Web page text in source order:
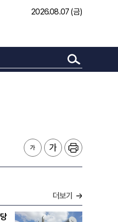
2026.08.07 (금)
더보기